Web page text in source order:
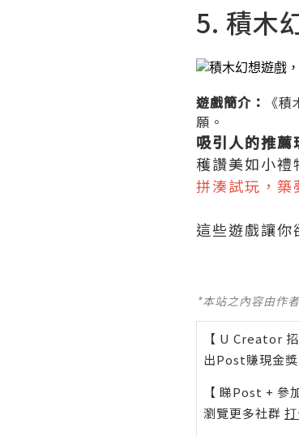
5. 積木
遊戲簡介： 《
願。
吸引人的推薦
穫讚美如小禮
拼湊試玩，築
這些遊戲讓你
*本站之內容由作
【 U Creator 招
出Post賺現金
【 睇Post + 參
瀏覽更多社群